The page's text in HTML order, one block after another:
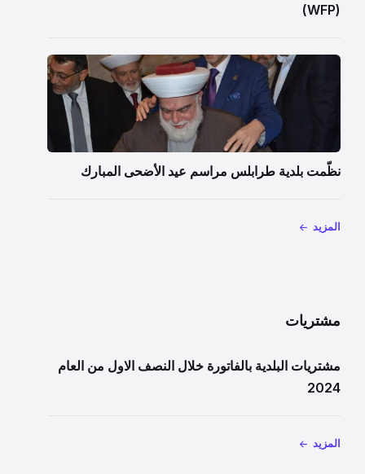
(WFP)
نظّمت بلدية طرابلس مراسم عيد الأضحى المبارك
المزيد
مشتريات
مشتريات البلدية بالفاتورة خلال النصف الاول من العام
2024
المزيد